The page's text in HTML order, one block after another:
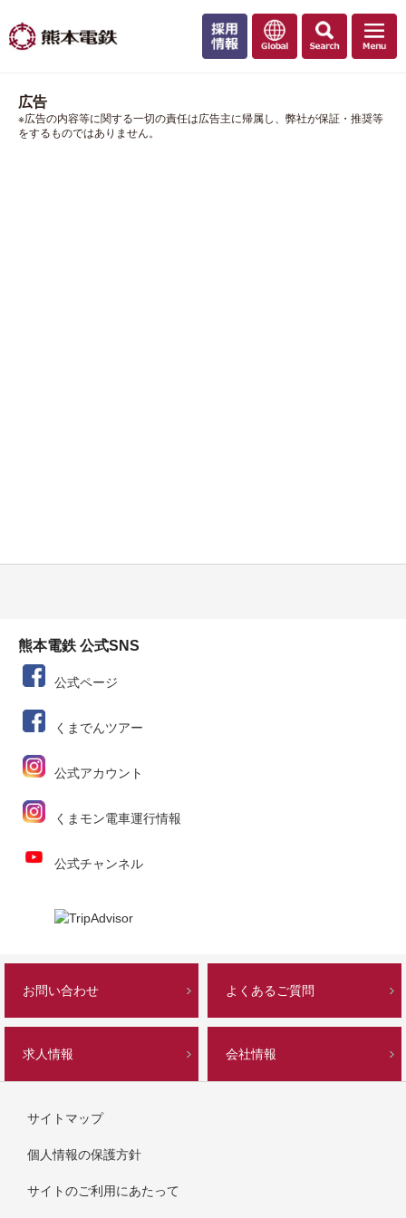
広告
※広告の内容等に関する一切の責任は広告主に帰属し、弊社が保証・推奨等
をするものではありません。
熊本電鉄 公式SNS
公式ページ
くまでんツアー
公式アカウント
くまモン電車運行情報
公式チャンネル
お問い合わせ よくあるご質問
求人情報 会社情報
サイトマップ
個人情報の保護方針
サイトのご利用にあたって